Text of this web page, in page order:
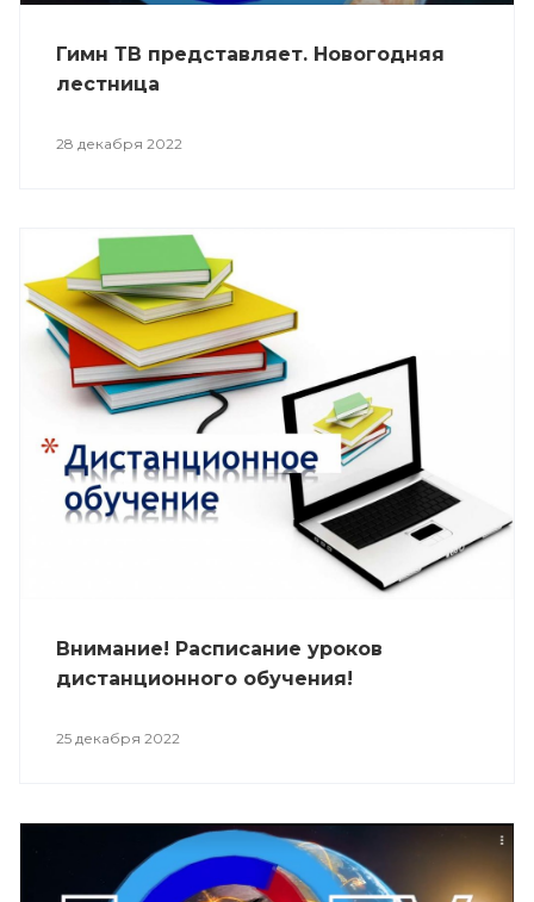
Гимн ТВ представляет. Новогодняя
лестница
28 декабря 2022
Внимание! Расписание уроков
дистанционного обучения!
25 декабря 2022